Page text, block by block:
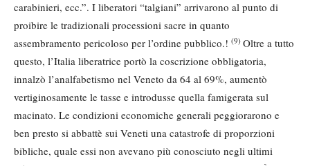
carabinieri, ecc.”. I liberatori “talgiani” arrivarono al punto di
proibire le tradizionali processioni sacre in quanto
assembramento pericoloso per l’ordine pubblico.! (9) Oltre a tutto
questo, l’Italia liberatrice portò la coscrizione obbligatoria,
innalzò l’analfabetismo nel Veneto da 64 al 69%, aumentò
vertiginosamente le tasse e introdusse quella famigerata sul
macinato. Le condizioni economiche generali peggiorarono e
ben presto si abbattè sui Veneti una catastrofe di proporzioni
bibliche, quale essi non avevano più conosciuto negli ultimi